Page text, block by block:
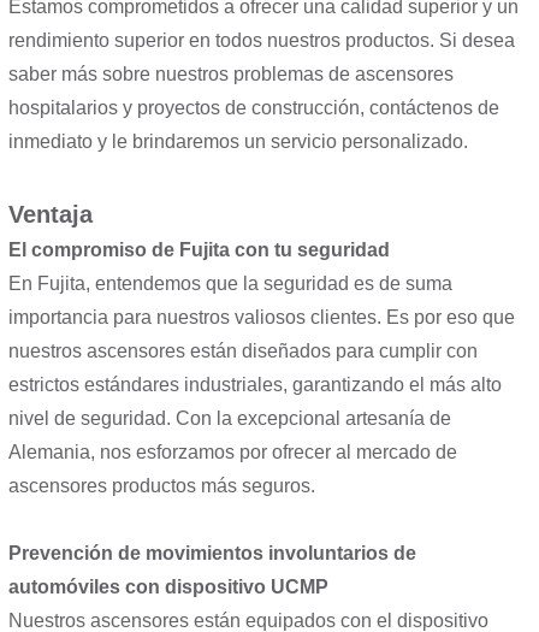
Estamos comprometidos a ofrecer una calidad superior y un
rendimiento superior en todos nuestros productos. Si desea
saber más sobre nuestros problemas de ascensores
hospitalarios y proyectos de construcción, contáctenos de
inmediato y le brindaremos un servicio personalizado.
Ventaja
El compromiso de Fujita con tu seguridad
En Fujita, entendemos que la seguridad es de suma
importancia para nuestros valiosos clientes. Es por eso que
nuestros ascensores están diseñados para cumplir con
estrictos estándares industriales, garantizando el más alto
nivel de seguridad. Con la excepcional artesanía de
Alemania, nos esforzamos por ofrecer al mercado de
ascensores productos más seguros.
Prevención de movimientos involuntarios de
automóviles con dispositivo UCMP
Nuestros ascensores están equipados con el dispositivo